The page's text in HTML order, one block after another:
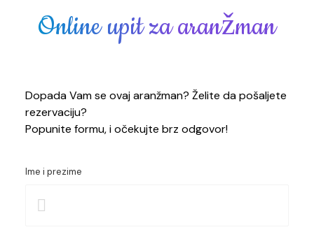
Online upit za aranžman
Dopada Vam se ovaj aranžman? Želite da pošaljete
rezervaciju?
Popunite formu, i očekujte brz odgovor!
Ime i prezime